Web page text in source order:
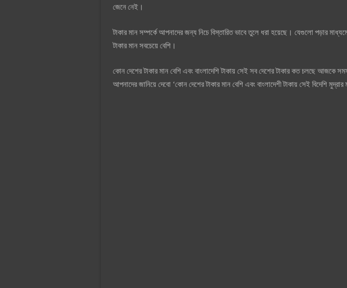
জেনে নেই।
টাকার মান সম্পর্কে আপনাদের জন্য নিচে বিস্তারিত ভাবে তুলে ধরা হয়েছে। যেগুলো পড়ার
টাকার মান সবচেয়ে বেশি।
কোন দেশের টাকার মান বেশি এবং বাংলাদেশি টাকায় সেই সব দেশের টাকার কত চলছে আজকে
আপনাদের জানিয়ে দেবো ‘কোন দেশের টাকার মান বেশি এবং বাংলাদেশী টাকায় সেই বিদেশি